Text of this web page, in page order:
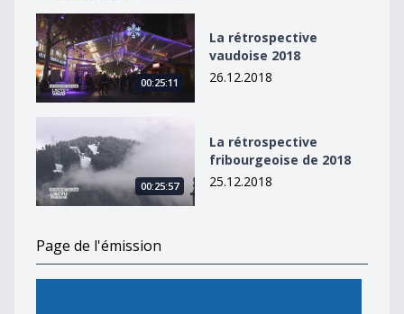
La rétrospective vaudoise 2018
00:25:11
La rétrospective
vaudoise 2018
26.12.2018
00:25:57
La rétrospective
fribourgeoise de 2018
25.12.2018
Page de l'émission